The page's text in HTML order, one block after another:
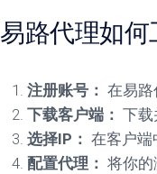
易路代理如何
注册账号： 在易路
下载客户端： 下载
选择IP： 在客户端
配置代理： 将你